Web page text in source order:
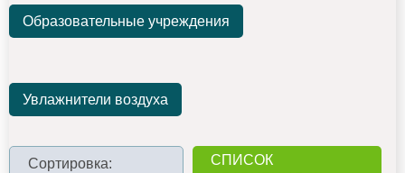
Образовательные учреждения
Увлажнители воздуха
Сортировка:
СПИСОК